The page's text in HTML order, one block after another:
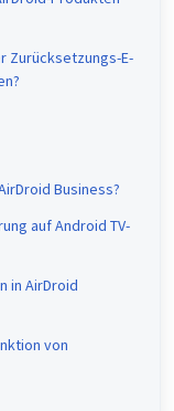
Zurücksetzungs-E-
Business?
auf Android TV-
in AirDroid
von